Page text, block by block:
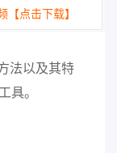
【点击下载】
法以及其特
具。